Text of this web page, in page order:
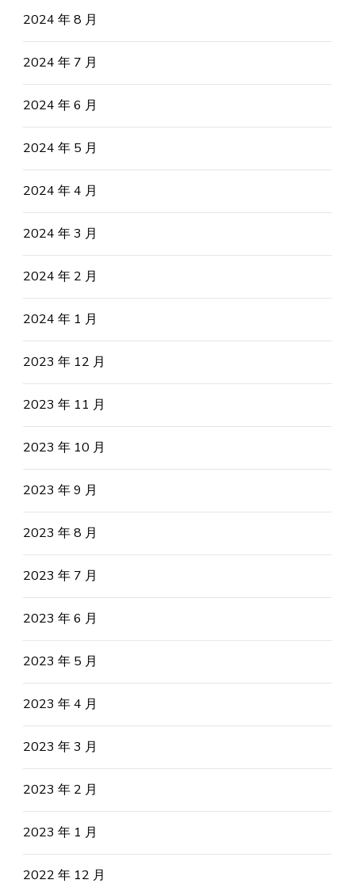
2024 年 8 月
2024 年 7 月
2024 年 6 月
2024 年 5 月
2024 年 4 月
2024 年 3 月
2024 年 2 月
2024 年 1 月
2023 年 12 月
2023 年 11 月
2023 年 10 月
2023 年 9 月
2023 年 8 月
2023 年 7 月
2023 年 6 月
2023 年 5 月
2023 年 4 月
2023 年 3 月
2023 年 2 月
2023 年 1 月
2022 年 12 月